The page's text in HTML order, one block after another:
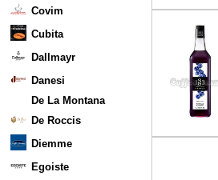
Covim
Cubita
Dallmayr
Danesi
De La Montana
De Roccis
Diemme
Egoiste